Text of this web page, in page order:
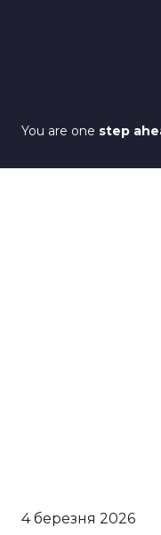
You are one step
4 березня 2026